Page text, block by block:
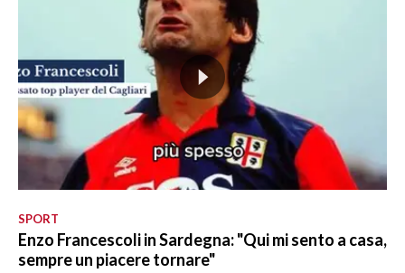
SPORT
Enzo Francescoli in Sardegna: "Qui mi sento a casa,
sempre un piacere tornare"